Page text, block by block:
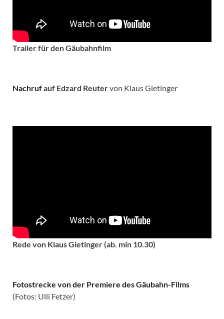
Trailer für den Gäubahnfilm
Nachrufauf Edzard Reutervon Klaus Gietinger
Rede von Klaus Gietinger (ab. min 10.30)
Fotostrecke von der Premiere des Gäubahn-Films
(Fotos: Ulli Fetzer)